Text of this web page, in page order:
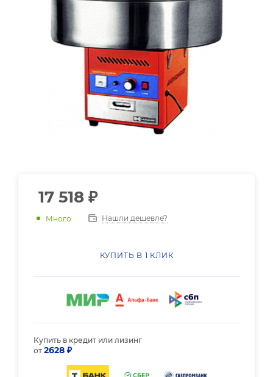
17 518 ₽
Много Нашли дешевле?
КУПИТЬ В 1 КЛИК
Купить в кредит или лизинг
от 2628 ₽